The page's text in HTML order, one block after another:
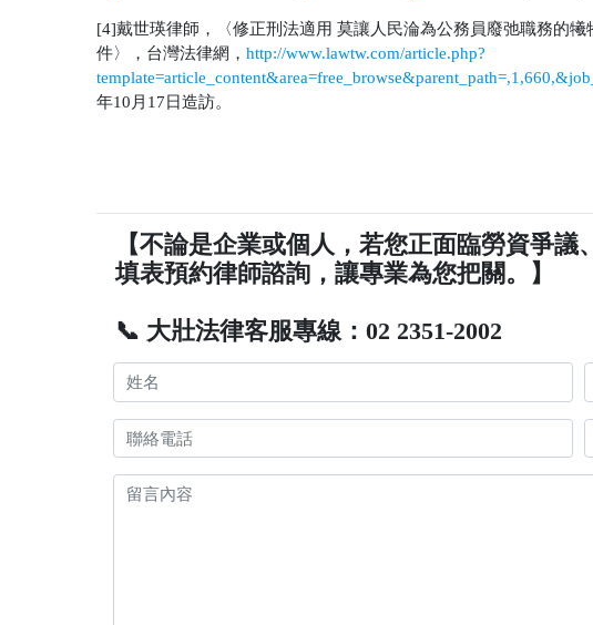
[4]戴世瑛律師，〈修正刑法適用 莫讓人民淪為公務員廢弛職務的犧
件〉，台灣法律網， http://www.lawtw.com/article.php?
年10 月 17 日造訪。
【不論是企業或個人，若您正面臨勞資爭
填表預約律師諮詢，讓專業為您把關。】
📞 大壯法律客服專線：02 2351-2002